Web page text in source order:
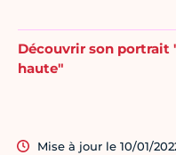
Découvrir son portrait
haute"
Mise à jour le 10/01/